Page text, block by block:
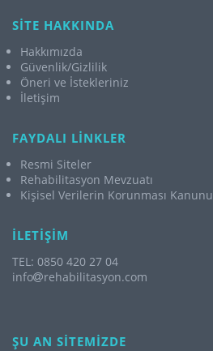
SİTE HAKKINDA
Hakkımızda
Güvenlik/Gizlilik
Öneri ve İstekleriniz
İletişim
FAYDALI LİNKLER
Resmi Siteler
Rehabilitasyon Mevzuatı
Kişisel Verilerin Korunması Kanunu
İLETİŞİM
TEL: 0850 420 27 04
info
rehabilitasyon.com
ŞU AN SİTEMİZDE